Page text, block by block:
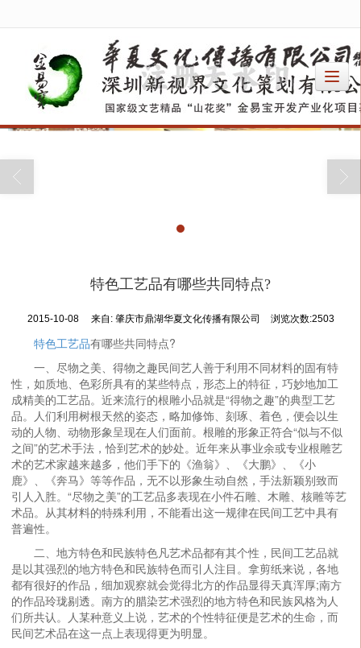
特色工艺品有哪些共同特点?
2015-10-08 来自: 肇庆市鼎湖华夏文化传播有限公司 浏览次数:2503
特色工艺品有哪些共同特点?
一、尽物之美、得物之趣民间艺人善于利用不同材料的固有特
性，如质地、色彩所具有的某些特点，形态上的特征，巧妙地加工
成精美的工艺品。近来流行的根雕小品就是“得物之趣”的典型工艺
品。人们利用树根天然的姿态，略加修饰、刻琢、着色，便会以生
动的人物、动物形象呈现在人们面前。根雕的形象正符合“似与不似
之间”的艺术手法，恰到艺术的妙处。近年来从事业余或专业根雕艺
术的艺术家越来越多，他们手下的《渔翁》、《大鹏》、《小
鹿》、《奔马》等等作品，无不以形象生动自然，手法新颖别致而
引人入胜。“尽物之美”的工艺品多表现在小件石雕、木雕、核雕等艺
术品。从其材料的特殊利用，不能看出这一规律在民间工艺中具有
普遍性。
二、地方特色和民族特色凡艺术品都有其个性，民间工艺品就
是以其强烈的地方特色和民族特色而引人注目。拿剪纸来说，各地
都有很好的作品，细加观察就会觉得北方的作品显得天真浑厚;南方
的作品玲珑剔透。南方的腊染艺术强烈的地方特色和民族风格为人
们所共认。人某种意义上说，艺术的个性特征便是艺术的生命，而
民间艺术品在这一点上表现得更为明显。